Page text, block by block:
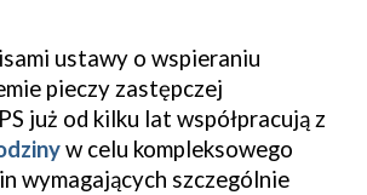
ustawy o wspieraniu
pieczy zastępczej
już od kilku lat współpracują z
w celu kompleksowego
wymagających szczególnie